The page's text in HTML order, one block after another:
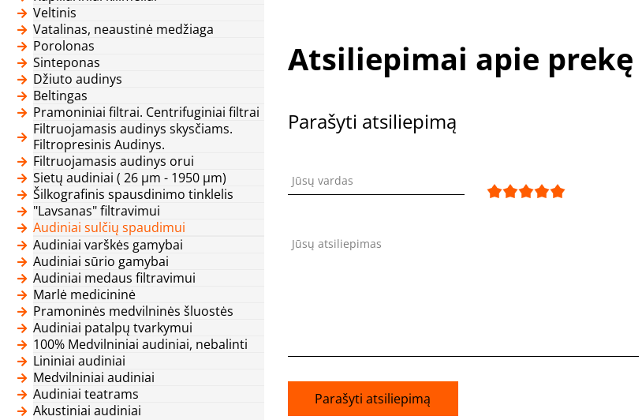
Veltinis
Vatalinas, neaustinė medžiaga
Porolonas
Sinteponas
Džiuto audinys
Beltingas
Pramoniniai filtrai. Centrifuginiai filtrai
Filtruojamasis audinys skysčiams.
Filtropresinis Audinys.
Filtruojamasis audinys orui
Sietų audiniai ( 26 μm - 1950 μm)
Šilkografinis spausdinimo tinklelis
"Lavsanas" filtravimui
Audiniai sulčių spaudimui
Audiniai varškės gamybai
Audiniai sūrio gamybai
Audiniai medaus filtravimui
Marlė medicininė
Pramoninės medvilninės šluostės
Audiniai patalpų tvarkymui
100% Medvilniniai audiniai, nebalinti
Lininiai audiniai
Medvilniniai audiniai
Audiniai teatrams
Akustiniai audiniai
Atsiliepimai apie prekę
Parašyti atsiliepimą
Jūsų vardas
Jūsų atsiliepimas
Parašyti atsiliepimą